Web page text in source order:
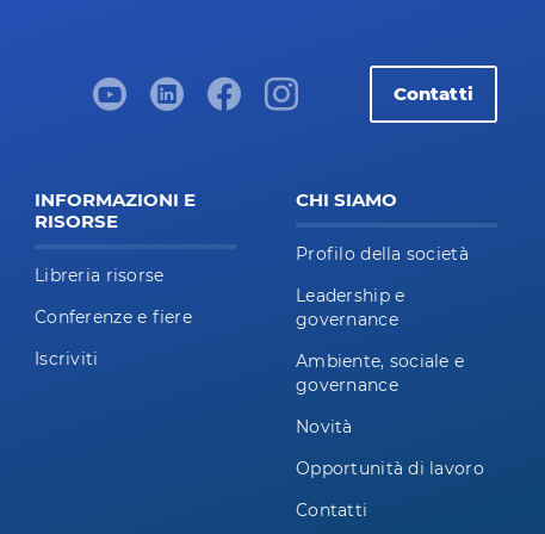
Contatti
INFORMAZIONI E
RISORSE
Libreria risorse
Conferenze e fiere
Iscriviti
CHI SIAMO
Profilo della società
Leadership e
governance
Ambiente, sociale e
governance
Novità
Opportunità di lavoro
Contatti